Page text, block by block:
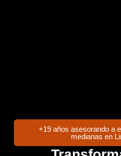
+19 años asesorando a
medianas en